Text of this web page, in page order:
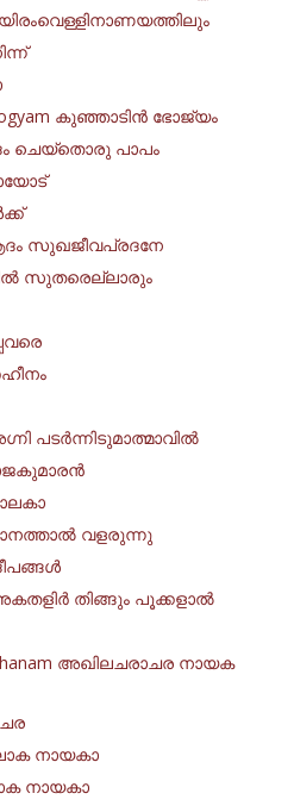
കുഞ്ഞാടിൻ ഭോജ്യം
ചെയ്തൊരു പാപം
ആദം സുഖജീവപ്രദനേ
സുതരെല്ലാരും
പടർന്നിടുമാത്മാവിൽ
വളരുന്നു
അകതളിർ തിങ്ങും പൂക്കളാൽ
അഖിലചരാചര നായക
നായകാ
നായകാ